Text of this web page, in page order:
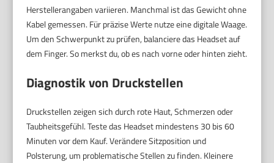
Herstellerangaben variieren. Manchmal ist das Gewicht ohne
Kabel gemessen. Für präzise Werte nutze eine digitale Waage.
Um den Schwerpunkt zu prüfen, balanciere das Headset auf
dem Finger. So merkst du, ob es nach vorne oder hinten zieht.
Diagnostik von Druckstellen
Druckstellen zeigen sich durch rote Haut, Schmerzen oder
Taubheitsgefühl. Teste das Headset mindestens 30 bis 60
Minuten vor dem Kauf. Verändere Sitzposition und
Polsterung, um problematische Stellen zu finden. Kleinere